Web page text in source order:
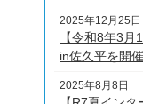
2025年12月25日
【令和8年3
in佐久平を開
2025年8月8日